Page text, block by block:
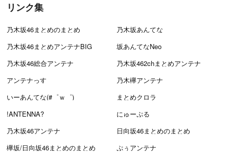
リンク集
乃木坂46まとめのまとめ
乃木坂あんてな
乃木坂46まとめアンテナBIG
坂あんてなNeo
乃木坂46総合アンテナ
乃木坂462chまとめアンテナ
アンテナっす
乃木欅アンテナ
いーあんてな(#゜ｗ゜)
まとめクロラ
!ANTENNA?
にゅーぷる
乃木坂46アンテナ
日向坂46まとめのまとめ
欅坂/日向坂46まとめのまとめ
ぷぅアンテナ